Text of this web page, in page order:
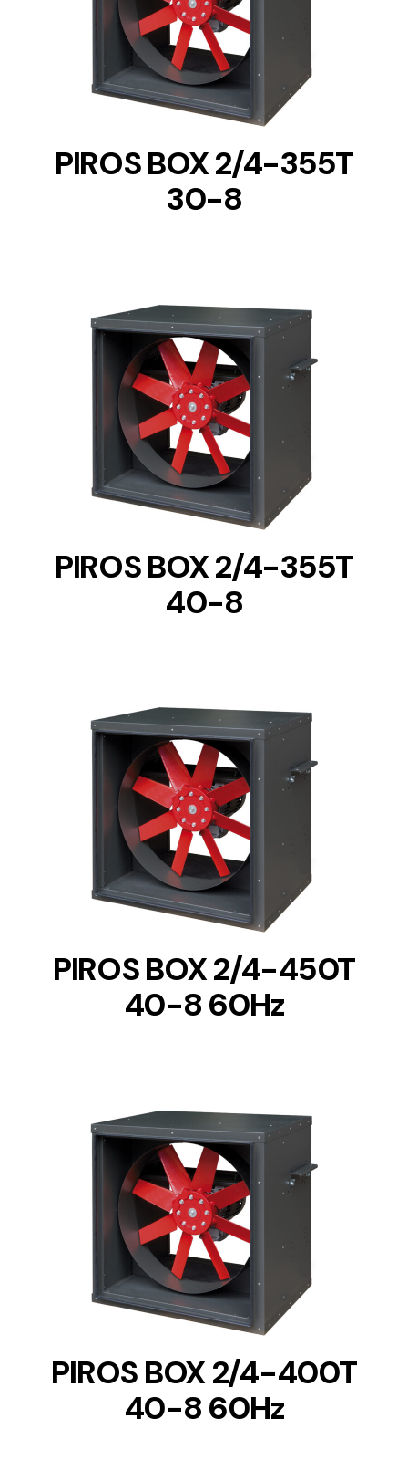
DETAILS
PIROS BOX 2/4-355T
30-8
DETAILS
PIROS BOX 2/4-355T
40-8
DETAILS
PIROS BOX 2/4-450T
40-8 60Hz
DETAILS
PIROS BOX 2/4-400T
40-8 60Hz